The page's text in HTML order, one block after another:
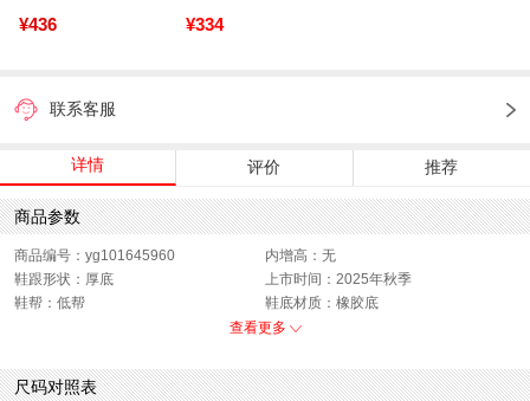
¥436 ¥334
联系客服
详情 评价 推荐
商品参数
商品编号：yg101645960
内增高：无
鞋跟形状：厚底
上市时间：2025年秋季
鞋帮：低帮
鞋底材质：橡胶底
色系：拼色
闭合方式：系带
前掌高度：1.5CM
查看更多
尺码对照表